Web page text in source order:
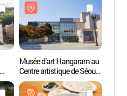
Musée d’art Hangaram au
Centre artistique de Séoul
(예술의전당
한가람미술관)